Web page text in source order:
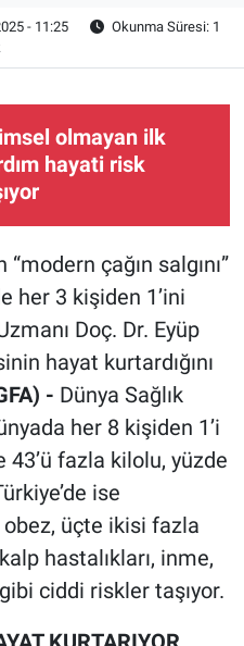
- 11:25
Okunma Süresi: 1
olmayan ilk
hayati risk
çağın salgını”
her 3 kişiden 1’ini
Doç. Dr. Eyüp
hayat kurtardığını
- Dünya Sağlık
her 8 kişiden 1’i
fazla kilolu, yüzde
ise
üçte ikisi fazla
hastalıkları, inme,
ciddi riskler taşıyor.